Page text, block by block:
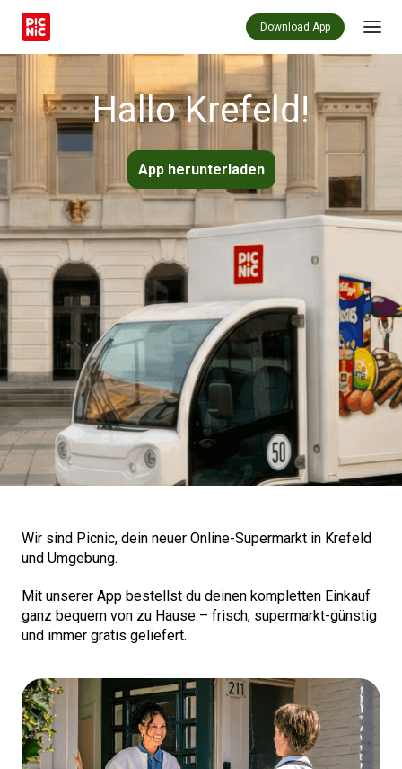
Download App
Hallo Krefeld!
App herunterladen
Wir sind Picnic, dein neuer Online-Supermarkt in Krefeld
und Umgebung.
Mit unserer App bestellst du deinen kompletten Einkauf
ganz bequem von zu Hause – frisch, supermarkt-günstig
und immer gratis geliefert.